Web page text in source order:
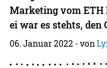
Marketing vom ETH
ei war es stehts, den
06. Januar 2022 - von